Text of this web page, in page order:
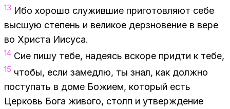
13 Ибо хо­ро­шо слу­жив­шие при­го­тов­ля­ют себе
выс­шую сте­пень и ве­ли­кое дерз­но­ве­ние в вере
во Хри­ста Иису­са.
14 Сие пишу тебе, на­де­ясь вско­ре прид­ти к тебе,
15 что­бы, если за­мед­лю, ты знал, как долж­но
по­сту­пать в доме Бо­жи­ем, ко­то­рый есть
Цер­ковь Бога жи­во­го, столп и утвер­жде­ние